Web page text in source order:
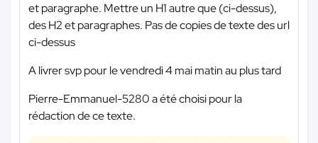
et paragraphe. Mettre un H1 autre que (ci-dessus),
des H2 et paragraphes. Pas de copies de texte des url
ci-dessus
A livrer svp pour le vendredi 4 mai matin au plus tard
Pierre-Emmanuel-5280 a été choisi pour la
rédaction de ce texte.